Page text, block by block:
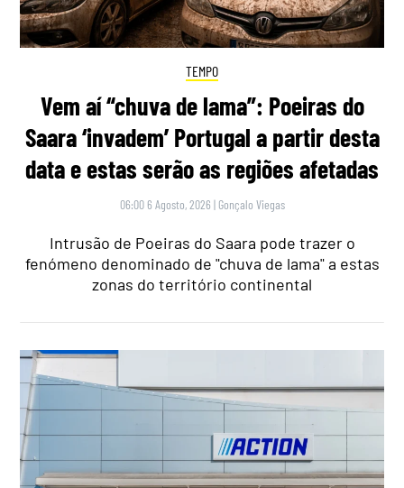
TEMPO
Vem aí “chuva de lama”: Poeiras do
Saara ‘invadem’ Portugal a partir desta
data e estas serão as regiões afetadas
06:00 6 Agosto, 2026 | Gonçalo Viegas
Intrusão de Poeiras do Saara pode trazer o
fenómeno denominado de "chuva de lama" a estas
zonas do território continental